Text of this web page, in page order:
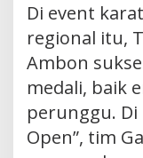
Di event
regional itu,
Ambon
medali, baik
perunggu. Di
Open”, tim